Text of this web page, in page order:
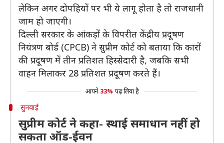
लेकिन अगर दोपहियों पर भी ये लागू होता है तो राजधानी
जाम हो जाएगी।
दिल्ली सरकार के आंकड़ों के विपरीत केंद्रीय प्रदूषण
नियंत्रण बोर्ड (CPCB) ने सुप्रीम कोर्ट को बताया कि कारों
की प्रदूषण में तीन प्रतिशत हिस्सेदारी है, जबकि सभी
वाहन मिलाकर 28 प्रतिशत प्रदूषण करते हैं।
आपने 33% पढ़ लिया है
सुनवाई
सुप्रीम कोर्ट ने कहा- स्थाई समाधान नहीं हो
सकता ऑड-ईवन